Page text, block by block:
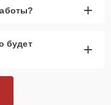
+
будет
+